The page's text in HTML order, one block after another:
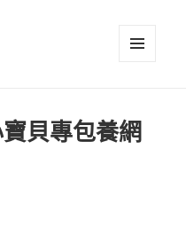
貝專包養網